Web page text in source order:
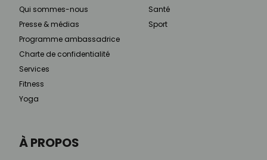
À PROPOS
Qui sommes-nous
Presse & médias
Programme ambassadrice
Charte de confidentialité
Services
Fitness
Yoga
Santé
Sport